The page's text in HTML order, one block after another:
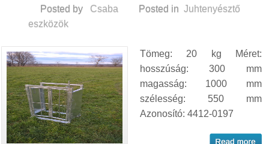
Posted by Csaba Posted in Juhtenyésztő
eszközök
Tömeg: 20 kg Méret:
hosszúság: 300 mm
magasság: 1000 mm
szélesség: 550 mm
Azonosító: 4412-0197